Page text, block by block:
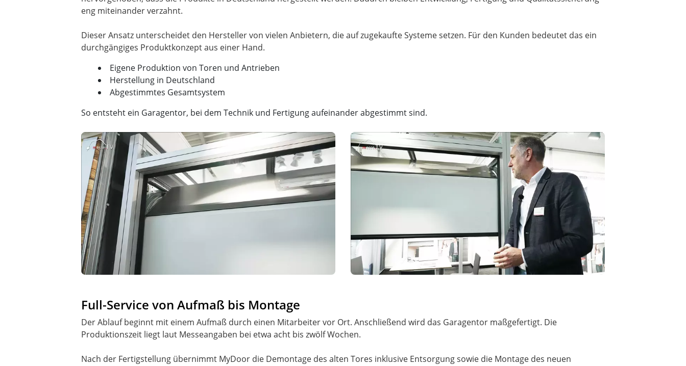
eng miteinander verzahnt.
Dieser Ansatz unterscheidet den Hersteller von vielen Anbietern, die auf zugekaufte Systeme setzen. Für den Kunden bedeutet das ein
Eigene Produktion von Toren und Antrieben
Herstellung in Deutschland
Abgestimmtes Gesamtsystem
So entsteht ein Garagentor, bei dem Technik und Fertigung aufeinander abgestimmt sind.
Full-Service von Aufmaß bis Montage
Der Ablauf beginnt mit einem Aufmaß durch einen Mitarbeiter vor Ort. Anschließend wird das Garagentor maßgefertigt. Die
Produktionszeit liegt laut Messeangaben bei etwa acht bis zwölf Wochen.
Nach der Fertigstellung übernimmt MyDoor die Demontage des alten Tores inklusive Entsorgung sowie die Montage des neuen